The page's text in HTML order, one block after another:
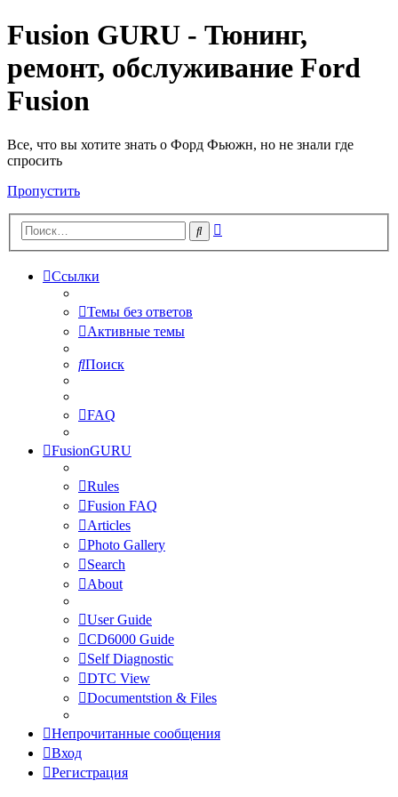
Fusion GURU - Тюнинг,
ремонт, обслуживание Ford
Fusion
Все, что вы хотите знать о Форд Фьюжн, но не знали где
спросить
Пропустить
Поиск
Ссылки
Темы без ответов
Активные темы
Поиск
FAQ
FusionGURU
Rules
Fusion FAQ
Articles
Photo Gallery
Search
About
User Guide
CD6000 Guide
Self Diagnostic
DTC View
Documentstion & Files
Непрочитанные сообщения
Вход
Регистрация